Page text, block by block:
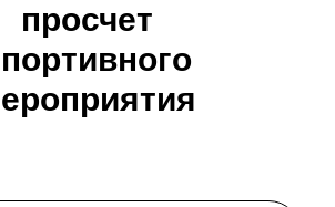
просчет